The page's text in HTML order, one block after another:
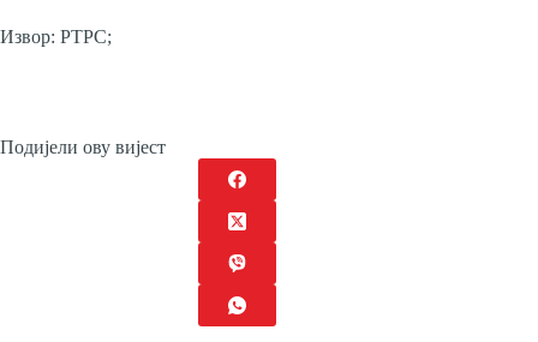
Извор: РТРС;
Подијели ову вијест